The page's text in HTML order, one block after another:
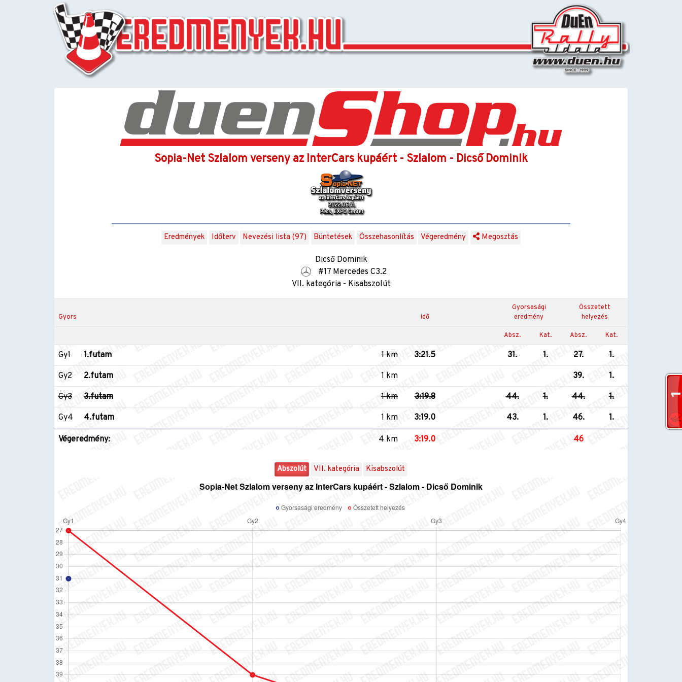
Sopia-Net Szlalom verseny az InterCars kupáért - Szlalom - Dicső Dominik
Eredmények Időterv Nevezési lista (97) Büntetések Összehasonlítás Végeredmény Megosztás
Dicső Dominik
#17 Mercedes C3.2
VII. kategória - Kisabszolút
Gyors idő
Gyorsasági
eredmény
Összetett
helyezés
Absz. Kat. Absz. Kat.
Gy1 1.futam 1 km 3:21.5 31. 1. 27. 1.
Gy2 2.futam 1 km 39. 1.
Gy3 3.futam 1 km 3:19.8 44. 1. 44. 1.
Gy4 4.futam 1 km 3:19.0 43. 1. 46. 1.
Végeredmény: 4 km 3:19.0 46
Abszolút VII. kategória Kisabszolút